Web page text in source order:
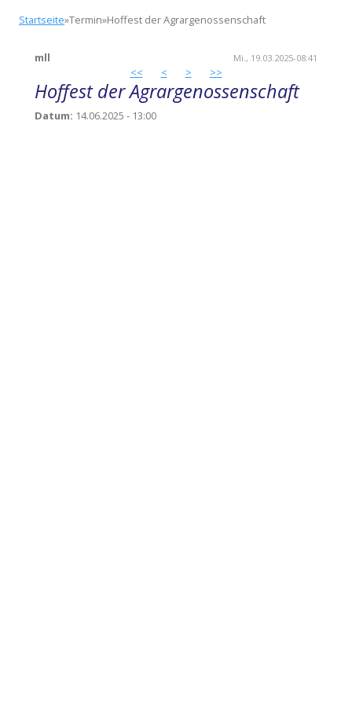
zumYou
Startseite»Termin»Hoffest der Agrargenossenschaft
Mi., 19.03.2025-08:41
mll
<<
< > >>
Hoffest der Agrargenossenschaft
Datum: 14.06.2025 - 13:00